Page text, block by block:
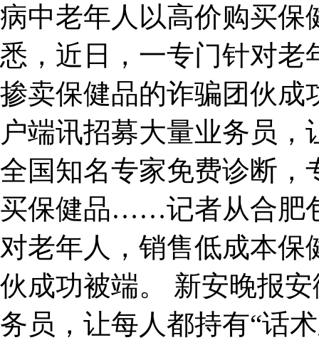
病中老年人以高价购买
悉，近日，一专门针对老
掺卖保健品的诈骗团伙成
户端讯招募大量业务员，
全国知名专家免费诊断，
买保健品……记者从合肥
对老年人，销售低成本
伙成功被端。 新安晚报
务员，让每人都持有“话